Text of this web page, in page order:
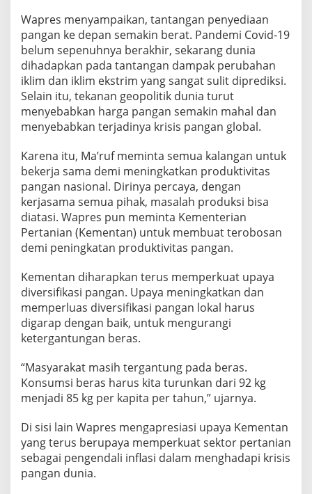
Wapres menyampaikan, tantangan penyediaan
pangan ke depan semakin berat. Pandemi Covid-19
belum sepenuhnya berakhir, sekarang dunia
dihadapkan pada tantangan dampak perubahan
iklim dan iklim ekstrim yang sangat sulit diprediksi.
Selain itu, tekanan geopolitik dunia turut
menyebabkan harga pangan semakin mahal dan
menyebabkan terjadinya krisis pangan global.
Karena itu, Ma’ruf meminta semua kalangan untuk
bekerja sama demi meningkatkan produktivitas
pangan nasional. Dirinya percaya, dengan
kerjasama semua pihak, masalah produksi bisa
diatasi. Wapres pun meminta Kementerian
Pertanian (Kementan) untuk membuat terobosan
demi peningkatan produktivitas pangan.
Kementan diharapkan terus memperkuat upaya
diversifikasi pangan. Upaya meningkatkan dan
memperluas diversifikasi pangan lokal harus
digarap dengan baik, untuk mengurangi
ketergantungan beras.
“Masyarakat masih tergantung pada beras.
Konsumsi beras harus kita turunkan dari 92 kg
menjadi 85 kg per kapita per tahun,” ujarnya.
Di sisi lain Wapres mengapresiasi upaya Kementan
yang terus berupaya memperkuat sektor pertanian
sebagai pengendali inflasi dalam menghadapi krisis
pangan dunia.